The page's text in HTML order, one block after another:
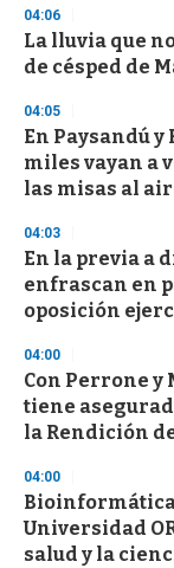
04:06
La lluvia que
de césped de
04:05
En Paysandú
miles vayan a
las misas al
04:03
En la previa a
enfrascan en
oposición
04:00
Con Perrone y
tiene
la Rendición
04:00
Universidad
salud y la